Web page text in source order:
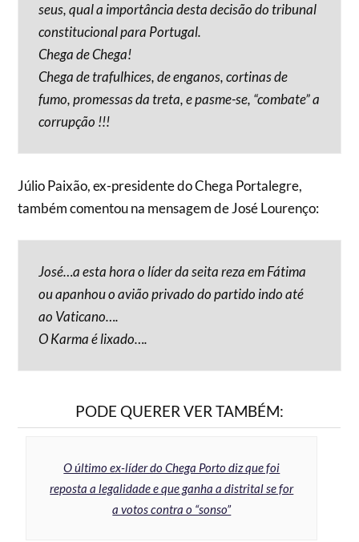
seus, qual a importância desta decisão do tribunal
constitucional para Portugal.
Chega de Chega!
Chega de trafulhices, de enganos, cortinas de
fumo, promessas da treta, e pasme-se, “combate” a
corrupção !!!
Júlio Paixão, ex-presidente do Chega Portalegre,
também comentou na mensagem de José Lourenço:
José…a esta hora o líder da seita reza em Fátima
ou apanhou o avião privado do partido indo até
ao Vaticano….
O Karma é lixado….
PODE QUERER VER TAMBÉM:
O último ex-líder do Chega Porto diz que foi
reposta a legalidade e que ganha a distrital se for
a votos contra o “sonso”